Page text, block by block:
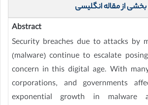
بخشی از مقاله انگلیسی
Abstract
Security breaches due to attacks by
(malware) continue to escalate
concern in this digital age. With
corporations, and governments
exponential growth in malware